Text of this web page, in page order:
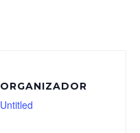
ORGANIZADOR
Untitled